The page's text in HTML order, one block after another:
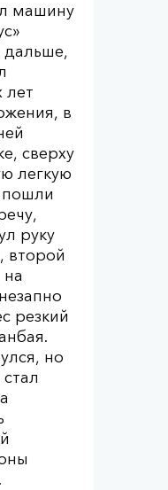
машину
дальше,
лет
в
сверху
легкую
пошли
руку
второй
на
резкий
но